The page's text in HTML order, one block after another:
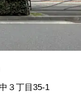
３丁目35-1